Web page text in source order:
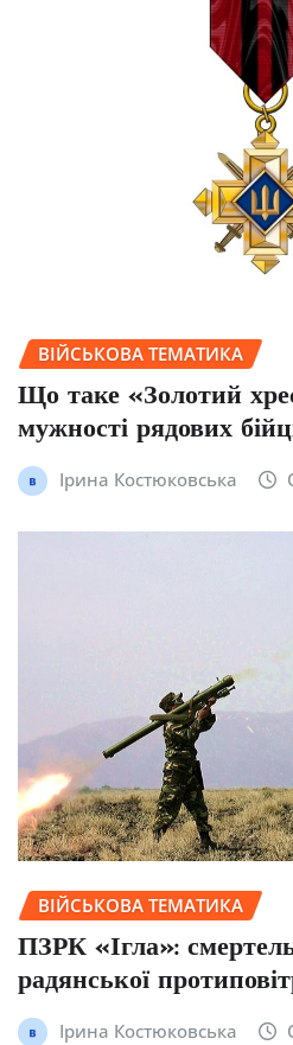
ВІЙСЬКОВА ТЕМАТИКА
Що таке «Золотий
мужності рядових
Ірина Костюковська
ВІЙСЬКОВА ТЕМАТИКА
ПЗРК «Ігла»:
радянської
Ірина Костюковська